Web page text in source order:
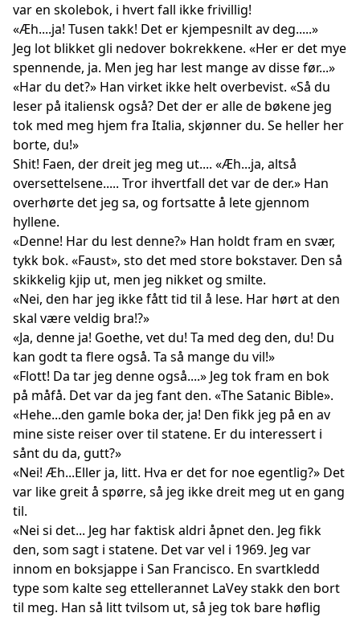
var en skolebok, i hvert fall ikke frivillig!
«Æh....ja! Tusen takk! Det er kjempesnilt av deg.....»
Jeg lot blikket gli nedover bokrekkene. «Her er det mye
spennende, ja. Men jeg har lest mange av disse før...»
«Har du det?» Han virket ikke helt overbevist. «Så du
leser på italiensk også? Det der er alle de bøkene jeg
tok med meg hjem fra Italia, skjønner du. Se heller her
borte, du!»
Shit! Faen, der dreit jeg meg ut.... «Æh...ja, altså
oversettelsene..... Tror ihvertfall det var de der.» Han
overhørte det jeg sa, og fortsatte å lete gjennom
hyllene.
«Denne! Har du lest denne?» Han holdt fram en svær,
tykk bok. «Faust», sto det med store bokstaver. Den så
skikkelig kjip ut, men jeg nikket og smilte.
«Nei, den har jeg ikke fått tid til å lese. Har hørt at den
skal være veldig bra!?»
«Ja, denne ja! Goethe, vet du! Ta med deg den, du! Du
kan godt ta flere også. Ta så mange du vil!»
«Flott! Da tar jeg denne også....» Jeg tok fram en bok
på måfå. Det var da jeg fant den. «The Satanic Bible».
«Hehe...den gamle boka der, ja! Den fikk jeg på en av
mine siste reiser over til statene. Er du interessert i
sånt du da, gutt?»
«Nei! Æh...Eller ja, litt. Hva er det for noe egentlig?» Det
var like greit å spørre, så jeg ikke dreit meg ut en gang
til.
«Nei si det... Jeg har faktisk aldri åpnet den. Jeg fikk
den, som sagt i statene. Det var vel i 1969. Jeg var
innom en boksjappe i San Francisco. En svartkledd
type som kalte seg ettellerannet LaVey stakk den bort
til meg. Han så litt tvilsom ut, så jeg tok bare høflig